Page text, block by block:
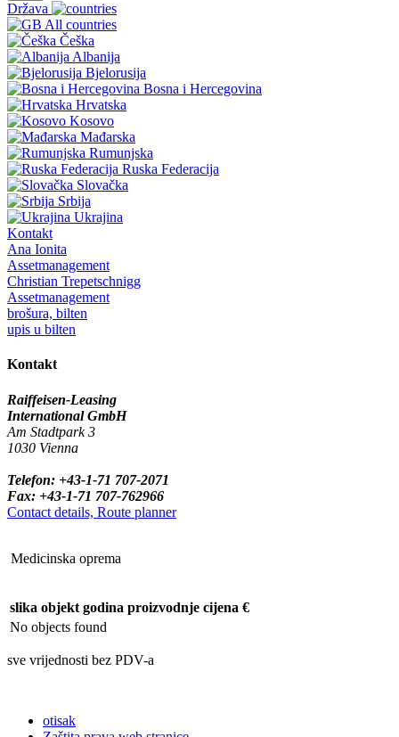
Država
All countries
Češka
Albanija
Bjelorusija
Bosna i Hercegovina
Hrvatska
Kosovo
Mađarska
Rumunjska
Ruska Federacija
Slovačka
Srbija
Ukrajina
Kontakt
Ana Ionita
Assetmanagement
Christian Trepetschnigg
Assetmanagement
brošura, bilten
upis u bilten
Kontakt
Raiffeisen-Leasing
International GmbH
Am Stadtpark 3
1030 Vienna
Telefon: +43-1-71 707-2071
Fax: +43-1-71 707-762966
Contact details, Route planner
Medicinska oprema
slika objekt godina proizvodnje cijena €
No objects found
sve vrijednosti bez PDV-a
otisak